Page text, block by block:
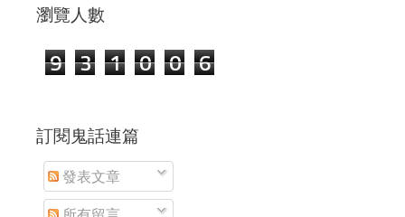
瀏覽人數
9 3 1 0 0 6
訂閱鬼話連篇
發表文章